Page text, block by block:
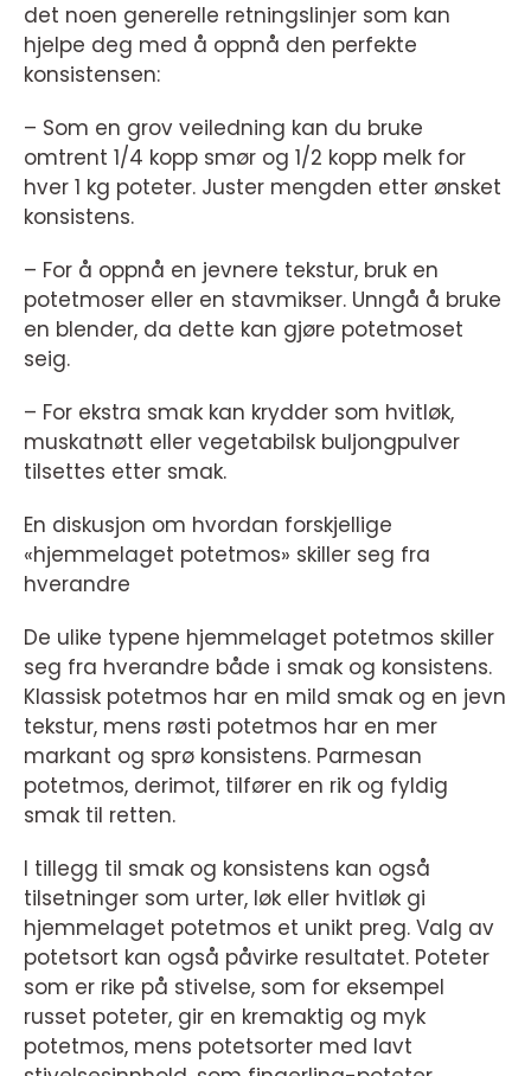
det noen generelle retningslinjer som kan
hjelpe deg med å oppnå den perfekte
konsistensen:
– Som en grov veiledning kan du bruke
omtrent 1/4 kopp smør og 1/2 kopp melk for
hver 1 kg poteter. Juster mengden etter ønsket
konsistens.
– For å oppnå en jevnere tekstur, bruk en
potetmoser eller en stavmikser. Unngå å bruke
en blender, da dette kan gjøre potetmoset
seig.
– For ekstra smak kan krydder som hvitløk,
muskatnøtt eller vegetabilsk buljongpulver
tilsettes etter smak.
En diskusjon om hvordan forskjellige
«hjemmelaget potetmos» skiller seg fra
hverandre
De ulike typene hjemmelaget potetmos skiller
seg fra hverandre både i smak og konsistens.
Klassisk potetmos har en mild smak og en jevn
tekstur, mens røsti potetmos har en mer
markant og sprø konsistens. Parmesan
potetmos, derimot, tilfører en rik og fyldig
smak til retten.
I tillegg til smak og konsistens kan også
tilsetninger som urter, løk eller hvitløk gi
hjemmelaget potetmos et unikt preg. Valg av
potetsort kan også påvirke resultatet. Poteter
som er rike på stivelse, som for eksempel
russet poteter, gir en kremaktig og myk
potetmos, mens potetsorter med lavt